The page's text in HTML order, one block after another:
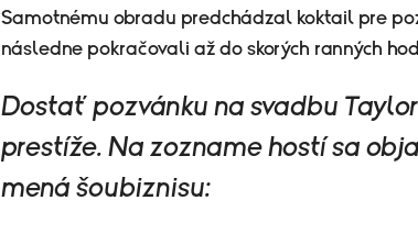
Samotnému obradu predchádzal koktail pre
následne pokračovali až do skorých ranných
Dostať pozvánku na svadbu
prestíže. Na zozname hostí sa
mená šoubiznisu: